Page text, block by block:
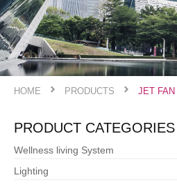
HOME PRODUCTS JET FAN
PRODUCT CATEGORIES
Wellness living System
Lighting